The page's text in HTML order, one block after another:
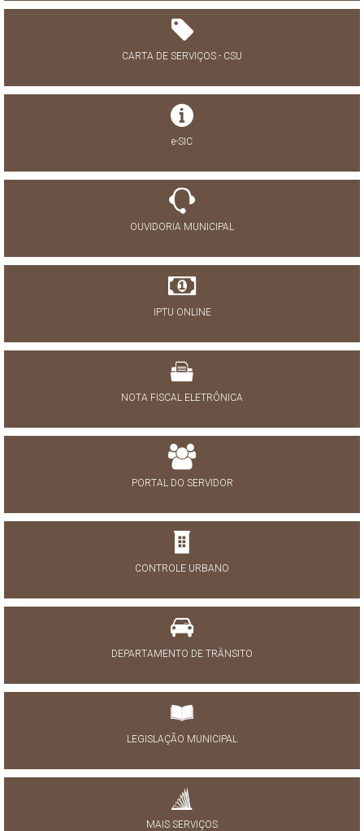
CARTA DE SERVIÇOS - CSU
e-SIC
OUVIDORIA MUNICIPAL
IPTU ONLINE
NOTA FISCAL ELETRÔNICA
PORTAL DO SERVIDOR
CONTROLE URBANO
DEPARTAMENTO DE TRÂNSITO
LEGISLAÇÃO MUNICIPAL
MAIS SERVIÇOS